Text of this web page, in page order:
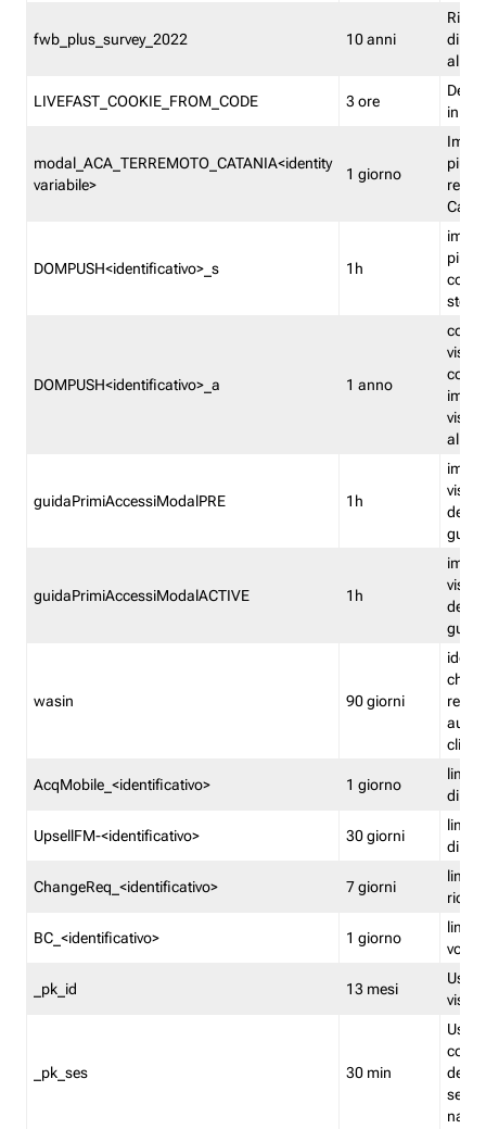
fwb_plus_survey_2022 10 anni
di
LIVEFAST_COOKIE_FROM_CODE 3 ore
in
modal_ACA_TERREMOTO_CATANIA<identity
variabile>
1 giorno
più
DOMPUSH<identificativo>_s 1h
più
DOMPUSH<identificativo>_a 1 anno
guidaPrimiAccessiModalPRE 1h
della
guidaPrimiAccessiModalACTIVE 1h
della
wasin 90 giorni
che
rete
clienti
AcqMobile_<identificativo> 1 giorno
limita
di
UpsellFM-<identificativo> 30 giorni
limita
di
ChangeReq_<identificativo> 7 giorni
limita
BC_<identificativo> 1 giorno
limita
_pk_id 13 mesi
_pk_ses 30 min